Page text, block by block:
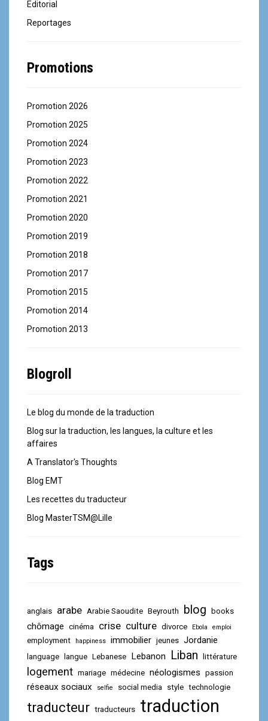
Editorial
Reportages
Promotions
Promotion 2026
Promotion 2025
Promotion 2024
Promotion 2023
Promotion 2022
Promotion 2021
Promotion 2020
Promotion 2019
Promotion 2018
Promotion 2017
Promotion 2015
Promotion 2014
Promotion 2013
Blogroll
Le blog du monde de la traduction
Blog sur la traduction, les langues, la culture et les
affaires
A Translator's Thoughts
Blog EMT
Les recettes du traducteur
Blog MasterTSM@Lille
Tags
anglais arabe Arabie Saoudite Beyrouth blog books
chômage cinéma crise culture divorce Ebola emploi
employment happiness immobilier jeunes Jordanie
language langue Lebanese Lebanon Liban littérature
logement mariage médecine néologismes passion
réseaux sociaux selfie social media style technologie
traducteur traducteurs traduction